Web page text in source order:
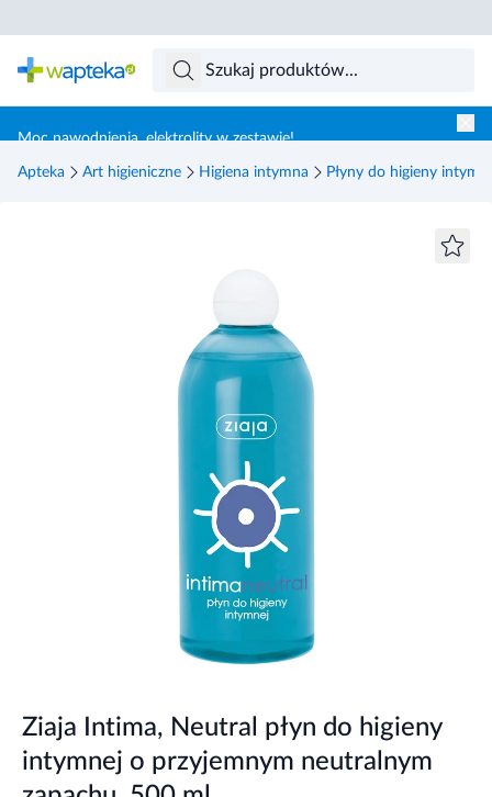
Moc nawodnienia, elektrolity w zestawie!
Apteka Art higieniczne Higiena intymna Płyny do higieny
Ziaja Intima, Neutral płyn do higieny
intymnej o przyjemnym neutralnym